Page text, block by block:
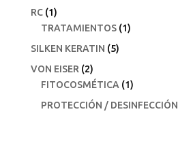
RC (1)
TRATAMIENTOS (1)
SILKEN KERATIN (5)
VON EISER (2)
FITOCOSMÉTICA (1)
PROTECCIÓN / DESINFECCIÓN